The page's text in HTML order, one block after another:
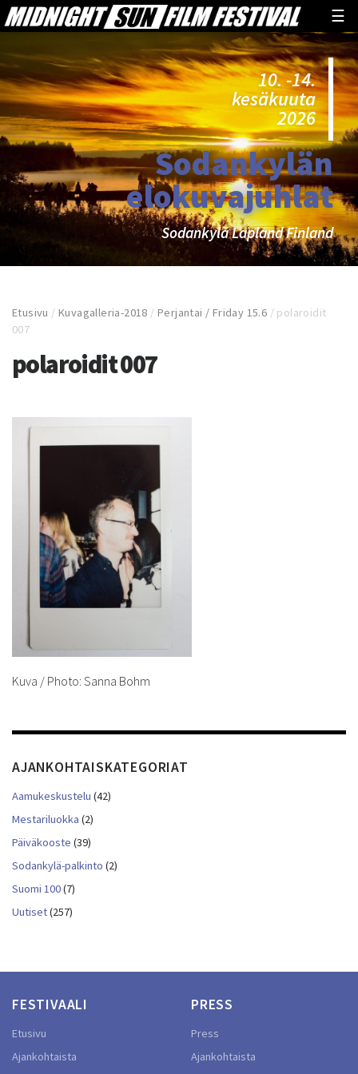
☰
10. -14.
kesäkuuta
2026
Sodankylän
elokuvajuhlat
Sodankylä Lapland Finland
Etusivu /Kuvagalleria-2018 /Perjantai / Friday 15.6 / polaroidit
007
polaroidit 007
Kuva / Photo: Sanna Bohm
AJANKOHTAISKATEGORIAT
Aamukeskustelu (42)
Mestariluokka (2)
Päiväkooste (39)
Sodankylä-palkinto (2)
Suomi 100(7)
Uutiset(257)
FESTIVAALI
Etusivu
Ajankohtaista
PRESS
Press
Ajankohtaista